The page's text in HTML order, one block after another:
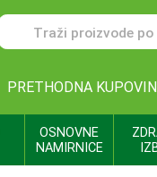
PRETHODNA
OSNOVNE
NAMIRNICE